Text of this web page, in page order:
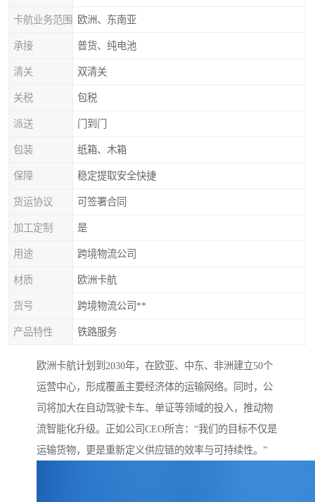
卡航业务范围 欧洲、东南亚
承接 普货、纯电池
清关 双清关
关税 包税
派送 门到门
包装 纸箱、木箱
保障 稳定提取安全快捷
货运协议 可签署合同
加工定制 是
用途 跨境物流公司
材质 欧洲卡航
货号 跨境物流公司**
产品特性 铁路服务
欧洲卡航计划到2030年，在欧亚、中东、非洲建立50个
运营中心，形成覆盖主要经济体的运输网络。同时，公
司将加大在自动驾驶卡车、单证等领域的投入，推动物
流智能化升级。正如公司CEO所言：“我们的目标不仅是
运输货物，更是重新定义供应链的效率与可持续性。”